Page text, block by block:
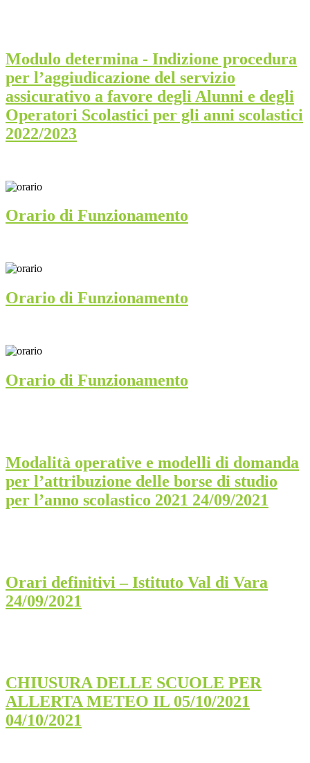
Modulo determina - Indizione procedura
per l’aggiudicazione del servizio
assicurativo a favore degli Alunni e degli
Operatori Scolastici per gli anni scolastici
2022/2023
Orario di Funzionamento
Orario di Funzionamento
Orario di Funzionamento
Modalità operative e modelli di domanda
per l’attribuzione delle borse di studio
per l’anno scolastico 2021 24/09/2021
Orari definitivi – Istituto Val di Vara
24/09/2021
CHIUSURA DELLE SCUOLE PER
ALLERTA METEO IL 05/10/2021
04/10/2021